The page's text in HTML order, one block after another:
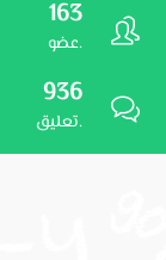
163
عضو.
936
تعليق.